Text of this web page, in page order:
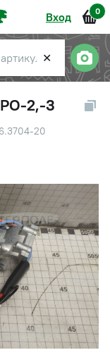
Вход 0
✕
2,-3
20